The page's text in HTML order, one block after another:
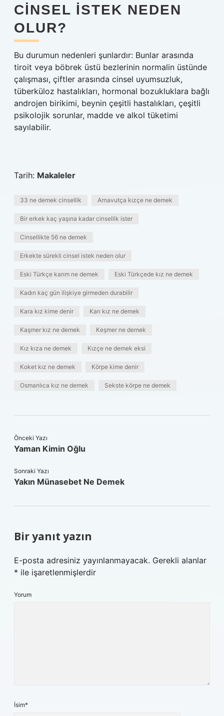
CINSEL ISTEK NEDEN
OLUR?
Bu durumun nedenleri şunlardır: Bunlar arasında
tiroit veya böbrek üstü bezlerinin normalin üstünde
çalışması, çiftler arasında cinsel uyumsuzluk,
tüberküloz hastalıkları, hormonal bozukluklara bağlı
androjen birikimi, beynin çeşitli hastalıkları, çeşitli
psikolojik sorunlar, madde ve alkol tüketimi
sayılabilir.
Tarih: Makaleler
33 ne demek cinsellik Arnavutça kızçe ne demek
Bir erkek kaç yaşına kadar cinsellik ister
Cinsellikte 56 ne demek
Erkekte sürekli cinsel istek neden olur
Eski Türkçe karım ne demek Eski Türkçede kız ne demek
Kadın kaç gün ilişkiye girmeden durabilir
Kara kız kime denir Karı kız ne demek
Kaşmer kız ne demek Keşmer ne demek
Kız kıza ne demek Kızçe ne demek eksi
Koket kız ne demek Körpe kime denir
Osmanlıca kız ne demek Sekste körpe ne demek
Önceki Yazı
Yaman Kimin Oğlu
Sonraki Yazı
Yakın Münasebet Ne Demek
Bir yanıt yazın
E-posta adresiniz yayınlanmayacak. Gerekli alanlar
* ile işaretlenmişlerdir
Yorum
İsim*